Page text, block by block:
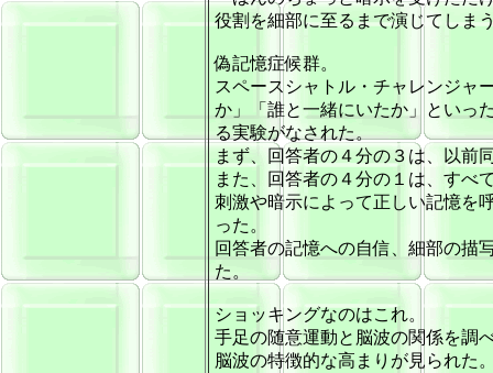
役割を細部に至るまで演じてしま
偽記憶症候群。
スペースシャトル・チャレンジャ
か」「誰と一緒にいたか」といっ
る実験がなされた。
まず、回答者の４分の３は、以前
また、回答者の４分の１は、すべ
刺激や暗示によって正しい記憶を
った。
回答者の記憶への自信、細部の描
た。
ショッキングなのはこれ。
手足の随意運動と脳波の関係を調
脳波の特徴的な高まりが見られた